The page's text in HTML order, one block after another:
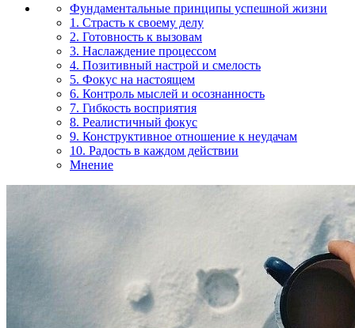
Фундаментальные принципы успешной жизни
1. Страсть к своему делу
2. Готовность к вызовам
3. Наслаждение процессом
4. Позитивный настрой и смелость
5. Фокус на настоящем
6. Контроль мыслей и осознанность
7. Гибкость восприятия
8. Реалистичный фокус
9. Конструктивное отношение к неудачам
10. Радость в каждом действии
Мнение